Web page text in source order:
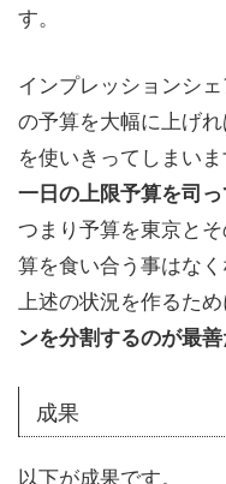
す。
インプレッションシ
の予算を大幅に上げ
を使いきってしまいま
一日の上限予算を司
つまり予算を東京と
算を食い合う事はなく
上述の状況を作るた
ンを分割するのが最
成果
以下が成果です。